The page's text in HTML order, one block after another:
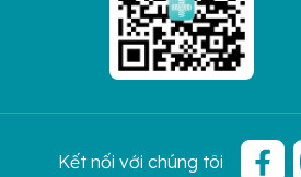
Kết nối với chúng tôi